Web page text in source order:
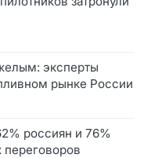
эксперты
рынке России
россиян и 76%